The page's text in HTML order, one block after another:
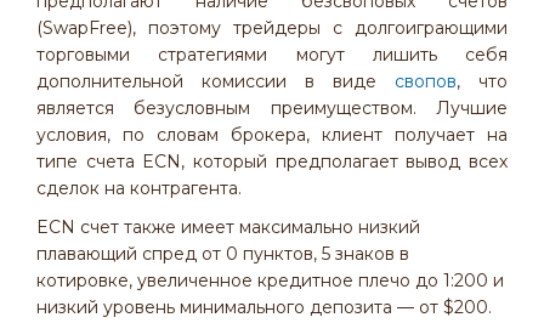
(SwapFree), поэтому трейдеры с долгоиграющими
торговыми стратегиями могут лишить себя
дополнительной комиссии в виде свопов, что
является безусловным преимуществом. Лучшие
условия, по словам брокера, клиент получает на
типе счета ECN, который предполагает вывод всех
сделок на контрагента.
ECN счет также имеет максимально низкий
плавающий спред от 0 пунктов, 5 знаков в
котировке, увеличенное кредитное плечо до 1:200 и
низкий уровень минимального депозита — от $200.